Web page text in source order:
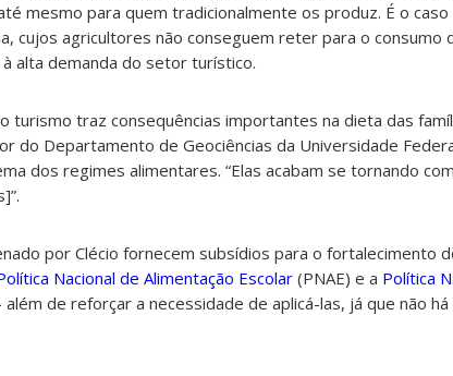
mesmo para quem tradicionalmente os produz. É o caso
cujos agricultores não conseguem reter para o consumo
alta demanda do setor turístico.
turismo traz consequências importantes na dieta das
do Departamento de Geociências da Universidade
dos regimes alimentares. “Elas acabam se tornando
por Clécio fornecem subsídios para o fortalecimento
Nacional de Alimentação Escolar (PNAE) e a Política
além de reforçar a necessidade de aplicá-las, já que não